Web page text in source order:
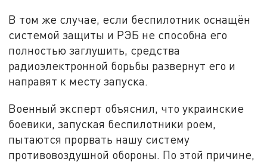
В том же случае, если беспилотник оснащён
системой защиты и РЭБ не способна его
полностью заглушить, средства
радиоэлектронной борьбы развернут его и
направят к месту запуска.
Военный эксперт объяснил, что украинские
боевики, запуская беспилотники роем,
пытаются прорвать нашу систему
противовоздушной обороны. По этой причине,